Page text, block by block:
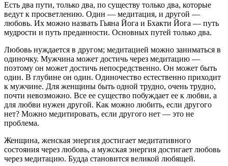
Есть два пути, только два, по существу только два, которые
ведут к просветлению. Один — медитация, и другой —
любовь. Их можно назвать Гьяна Йога и Бхакти Йога — путь
мудрости и путь преданности. Основных путей только два.
Любовь нуждается в другом; медитацией можно заниматься в
одиночку. Мужчина может достичь через медитацию —
поэтому он может достичь непосредственно. Он может быть
один. В глубине он один. Одиночество естественно приходит
к мужчине. Для женщины быть одной трудно, очень трудно,
почти невозможно. Все ее существо побуждает ее к любви, а
для любви нужен другой. Как можно любить, если другого
нет? Можно медитировать, если другого нет — это не
проблема.
Женщина, женская энергия достигает медитативного
состояния через любовь, а мужская энергия достигает любовь
через медитацию. Будда становится великой любящей.